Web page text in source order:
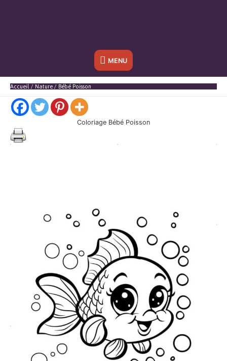
Sous
l'en-
MENU
Accueil Nature Bébé Poisson
Coloriage Bébé Poisson